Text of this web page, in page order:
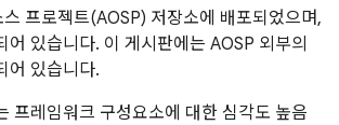
프로젝트(AOSP) 저장소에 배포되었으며,
어 있습니다. 이 게시판에는 AOSP 외부의
어 있습니다.
프레임워크 구성요소에 대한 심각도 높음